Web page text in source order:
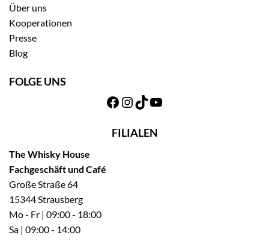
Über uns
Kooperationen
Presse
Blog
FOLGE UNS
Facebook
Instagram
TikTokYouTube
FILIALEN
The Whisky House
Fachgeschäft und Café
Große Straße 64
15344 Strausberg
Mo - Fr | 09:00 - 18:00
Sa | 09:00 - 14:00